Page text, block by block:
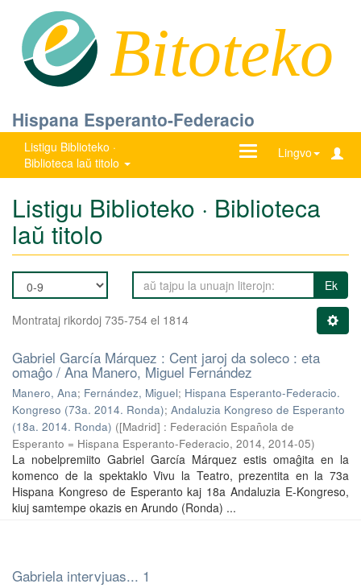
Bitoteko
Hispana Esperanto-Federacio
Listigu Biblioteko ·
Biblioteca laŭ titolo
Lingvo
Ŝanĝu
Listigu Biblioteko · Biblioteca
laŭ titolo
Ek
Montrataj rikordoj 735-754 el 1814
Gabriel García Márquez : Cent jaroj da soleco : eta
omaĝo / Ana Manero, Miguel Fernández
Manero, Ana; Fernández, Miguel; Hispana Esperanto-Federacio.
Kongreso (73a. 2014. Ronda); Andaluzia Kongreso de Esperanto
(18a. 2014. Ronda) ([Madrid] : Federación Española de
Esperanto = Hispana Esperanto-Federacio, 2014, 2014-05)
La nobelpremiito Gabriel García Márquez estis omaĝita en la
komenco de la spektaklo Vivu la Teatro, prezentita en la 73a
Hispana Kongreso de Esperanto kaj 18a Andaluzia E-Kongreso,
kiuj samtempe okazis en Arundo (Ronda) ...
Gabriela intervjuas... 1